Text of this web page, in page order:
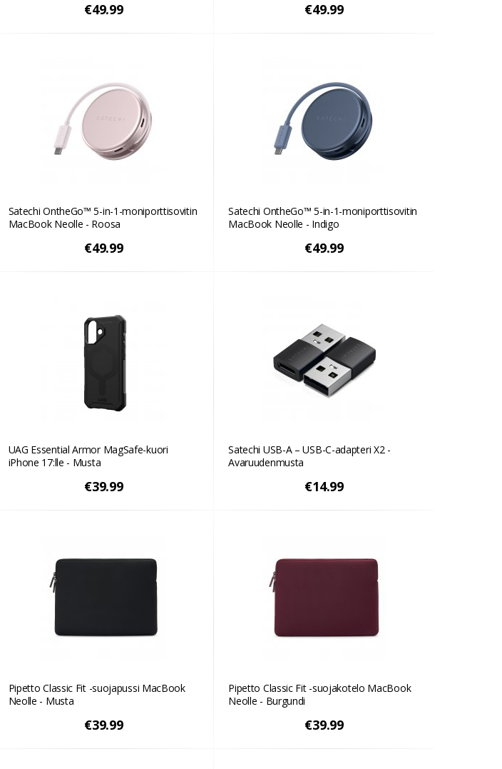
€49.99 €49.99
Satechi OntheGo™ 5-in-1-moniporttisovitin
MacBook Neolle - Roosa
€49.99
Satechi OntheGo™ 5-in-1-moniporttisovitin
MacBook Neolle - Indigo
€49.99
UAG Essential Armor MagSafe-kuori
iPhone 17:lle - Musta
€39.99
Satechi USB-A – USB-C-adapteri X2 -
Avaruudenmusta
€14.99
Pipetto Classic Fit -suojapussi MacBook
Neolle - Musta
€39.99
Pipetto Classic Fit -suojakotelo MacBook
Neolle - Burgundi
€39.99